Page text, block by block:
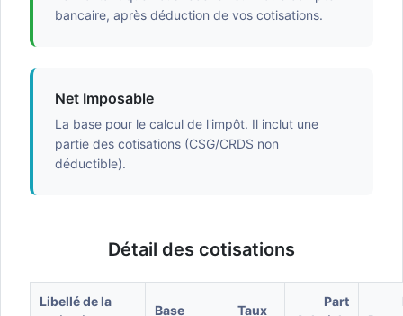
bancaire, après déduction de vos cotisations.
Net Imposable
La base pour le calcul de l'impôt. Il inclut une
partie des cotisations (CSG/CRDS non
déductible).
Détail des cotisations
Libellé de la
Base Taux
Part